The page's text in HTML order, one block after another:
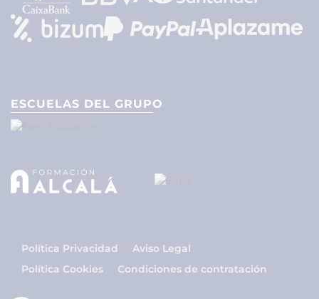
ESCUELAS DEL GRUPO
Política Privacidad
Aviso Legal
Política Cookies
Condiciones de contratación